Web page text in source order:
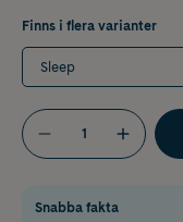
Finns i flera varianter
Sleep
Snabba fakta